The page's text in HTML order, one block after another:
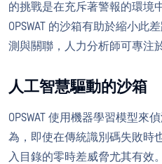
的挑戰是在充斥著警報的環境
OPSWAT 的沙箱有助於縮小此
測與關聯，人力分析師可專注
人工智慧驅動的沙箱
OPSWAT 使用機器學習模型來
為，即使在傳統識別碼失敗時
入目錄的零時差威脅尤其有效